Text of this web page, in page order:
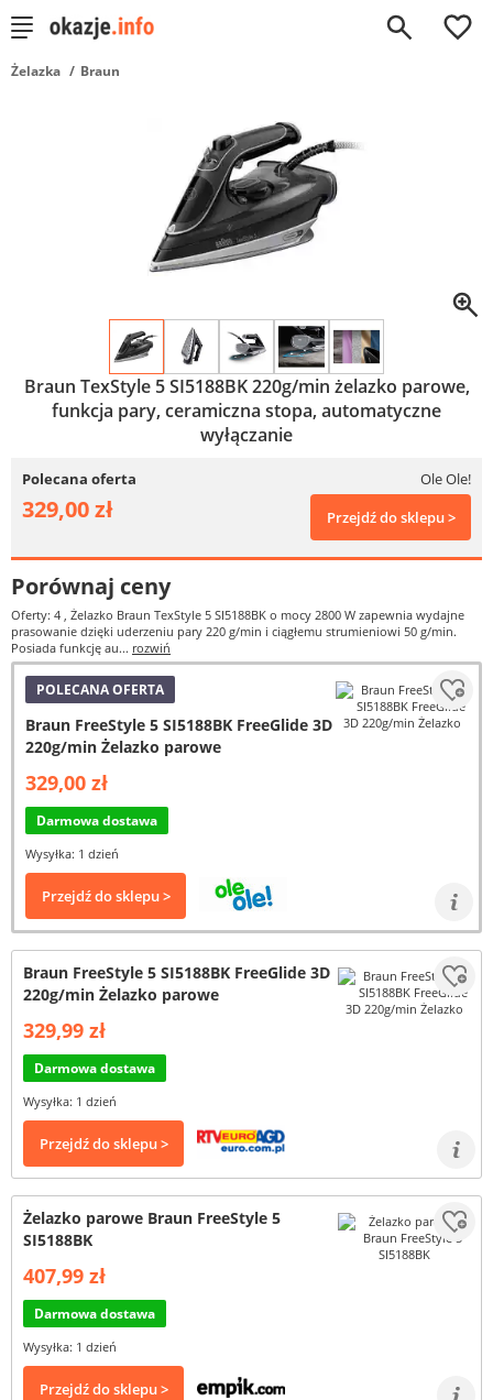
0
Żelazka Braun
Braun TexStyle 5 SI5188BK 220g/min żelazko parowe,
funkcja pary, ceramiczna stopa, automatyczne
wyłączanie
Polecana oferta Ole Ole!
329,00 zł Przejdź do sklepu >
Porównaj ceny
Oferty: 4 , Żelazko Braun TexStyle 5 SI5188BK o mocy 2800 W zapewnia wydajne
prasowanie dzięki uderzeniu pary 220 g/min i ciągłemu strumieniowi 50 g/min.
Posiada funkcję au... rozwiń
POLECANA OFERTA
Braun FreeStyle 5 SI5188BK FreeGlide 3D
220g/min Żelazko parowe
329,00 zł
Darmowa dostawa
Wysyłka: 1 dzień
Przejdź do sklepu >
Braun FreeStyle 5 SI5188BK FreeGlide 3D
220g/min Żelazko parowe
329,99 zł
Darmowa dostawa
Wysyłka: 1 dzień
Przejdź do sklepu >
Żelazko parowe Braun FreeStyle 5
SI5188BK
407,99 zł
Darmowa dostawa
Wysyłka: 1 dzień
Przejdź do sklepu >